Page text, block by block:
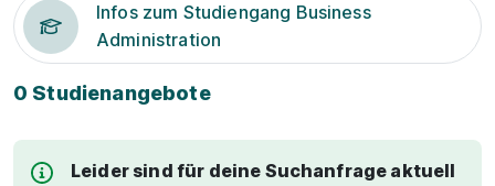
Infos zum Studiengang Business
Administration
0 Studienangebote
Leider sind für deine Suchanfrage aktuell